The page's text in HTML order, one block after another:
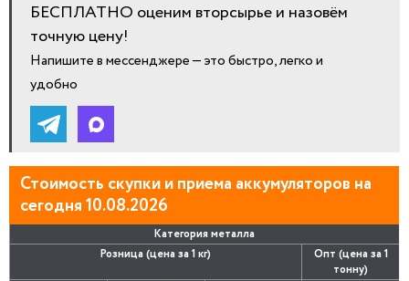
БЕСПЛАТНО оценим вторсырье и назовём
точную цену!
Напишите в мессенджере — это быстро, легко и
удобно
Стоимость скупки и приема аккумуляторов на
сегодня 10.08.2026
Категория металла
Розница (цена за 1 кг)
Опт (цена за 1
тонну)